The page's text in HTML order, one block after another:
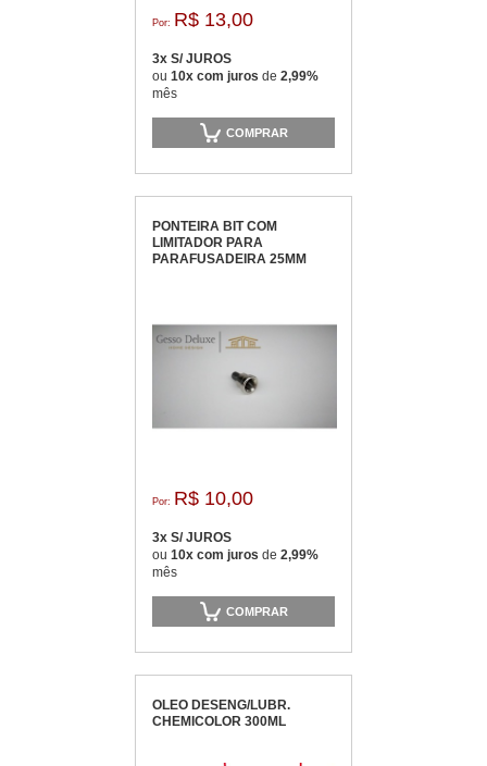
Por: R$ 13,00
3x S/ JUROS
ou 10x com juros de 2,99%
mês
COMPRAR
PONTEIRA BIT COM
LIMITADOR PARA
PARAFUSADEIRA 25MM
Por: R$ 10,00
3x S/ JUROS
ou 10x com juros de 2,99%
mês
COMPRAR
OLEO DESENG/LUBR.
CHEMICOLOR 300ML